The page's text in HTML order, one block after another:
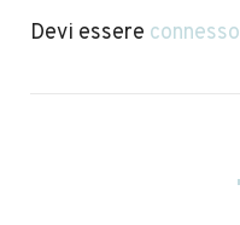
Devi essere connesso